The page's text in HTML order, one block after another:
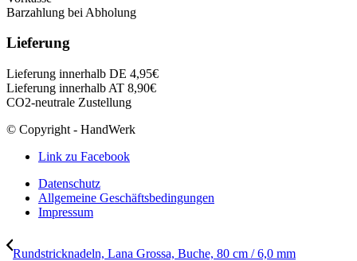
Barzahlung bei Abholung
Lieferung
Lieferung innerhalb DE 4,95€
Lieferung innerhalb AT 8,90€
CO2-neutrale Zustellung
© Copyright - HandWerk
Link zu Facebook
Datenschutz
Allgemeine Geschäftsbedingungen
Impressum
Rundstricknadeln, Lana Grossa, Buche, 80 cm / 6,0 mm